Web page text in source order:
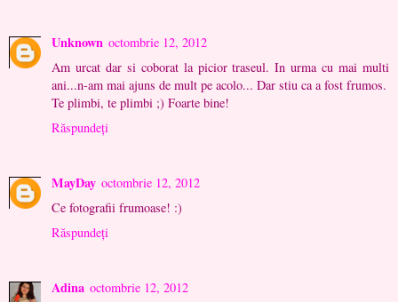
Unknown octombrie 12, 2012
Am urcat dar si coborat la picior traseul. In urma cu mai multi
ani...n-am mai ajuns de mult pe acolo... Dar stiu ca a fost frumos.
Te plimbi, te plimbi ;) Foarte bine!
Răspundeți
MayDay octombrie 12, 2012
Ce fotografii frumoase! :)
Răspundeți
Adina octombrie 12, 2012